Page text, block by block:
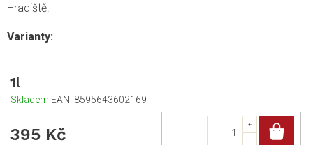
Hradiště.
1l
Skladem EAN: 8595643602169
395 Kč